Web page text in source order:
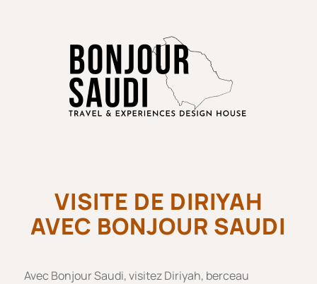
VISITE DE DIRIYAH
AVEC BONJOUR SAUDI
Avec Bonjour Saudi, visitez Diriyah, berceau